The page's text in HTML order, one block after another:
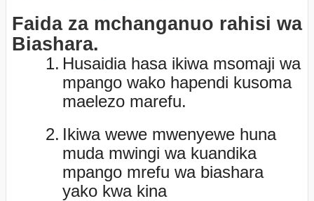
Faida za mchanganuo rahisi wa
Biashara.
1. Husaidia hasa ikiwa msomaji wa
mpango wako hapendi kusoma
maelezo marefu.
2. Ikiwa wewe mwenyewe huna
muda mwingi wa kuandika
mpango mrefu wa biashara
yako kwa kina